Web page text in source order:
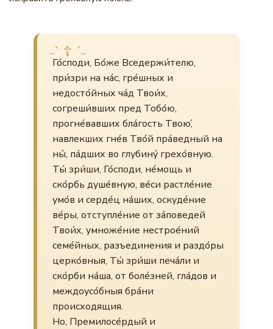
Го́споди, Бо́же Вседержи́телю,
при́зри на на́с, гре́шных и
недосто́йных ча́д Твои́х,
согреши́вших пред Тобо́ю,
прогне́вавших бла́гость Твою́,
навлекших гне́в Тво́й пра́ведный на
ны́, па́дших во глубину́ грехо́вную.
Ты́ зри́ши, Го́споди, не́мощь и
ско́рбь душе́вную, ве́си растле́ние
умо́в и серде́ц на́ших, оскуде́ние
ве́ры, отступле́ние от за́поведей
Твои́х, умноже́ние нестрое́ний
семе́йных, разъединения и раздо́ры
церко́вныя, Ты́ зри́ши печа́ли и
ско́рби на́ша, от боле́зней, гла́дов и
междоусо́бныя бра́ни
происходящия.
Но, Премилосе́рдый и